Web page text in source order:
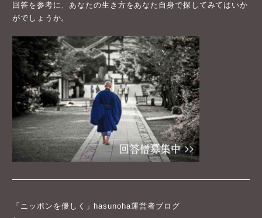
回答を参考に、あなたの生き方をあなた自身で探してみてはいか
がでしょうか。
「ニッポンを優しく」hasunoha運営者ブログ